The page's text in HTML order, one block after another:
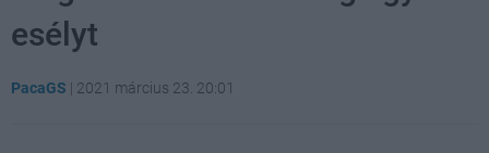
esélyt
PacaGS | 2021 március 23. 20:01